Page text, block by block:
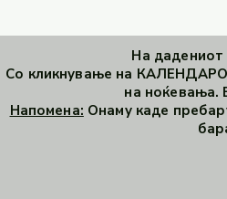
На дадениот
Со кликнување на
на ноќевања.
Напомена: Онаму каде